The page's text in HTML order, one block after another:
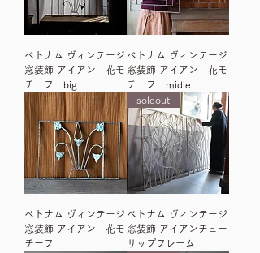
ベトナム ヴィンテージ
窓装飾 アイアン 花モ
チーフ big
ベトナム ヴィンテージ
窓装飾 アイアン 花モ
チーフ midle
ベトナム ヴィンテージ
窓装飾 アイアン 花モ
チーフ
soldout
ベトナム ヴィンテージ
窓装飾 アイアンチュー
リップフレーム